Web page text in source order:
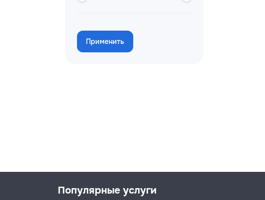
Применить
Популярные услуги